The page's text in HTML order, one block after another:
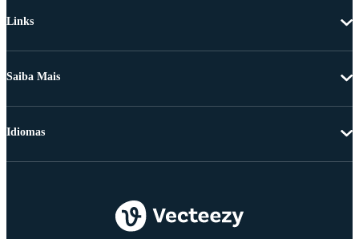
Links
Saiba Mais
Idiomas